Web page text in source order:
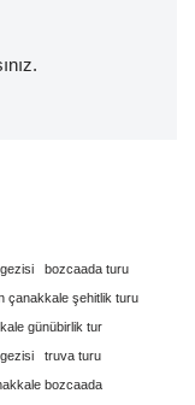
.
bozcaada turu
çanakkale şehitlik turu
günübirlik tur
truva turu
bozcaada